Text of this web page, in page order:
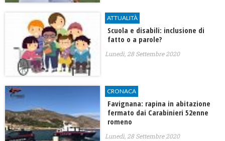
ATTUALITÀ
Scuola e disabili: inclusione di
fatto o a parole?
Lunedì, 28 Settembre 2020
CRONACA
Favignana: rapina in abitazione
fermato dai Carabinieri 52enne
romeno
Lunedì, 28 Settembre 2020